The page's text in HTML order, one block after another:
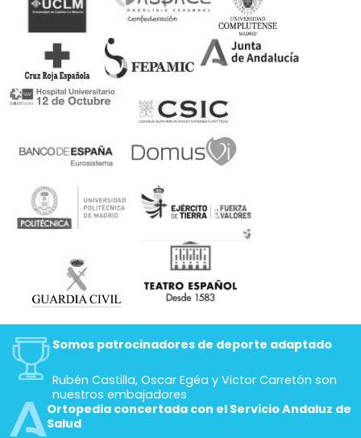
Somos patrocinadores de deporte adaptado
Rubén Castilla, Oscar Egéa y Victor Carretón son
nuestros embajadores
Ortopedia concertada con el Servicio Andaluz de
Salud